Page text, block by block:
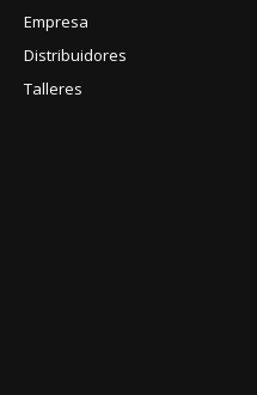
Empresa
Distribuidores
Talleres